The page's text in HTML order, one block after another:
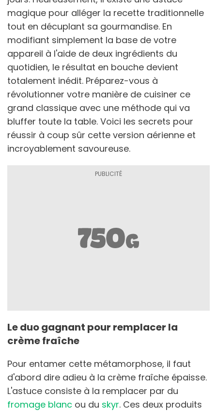
magique pour alléger la recette traditionnelle
tout en décuplant sa gourmandise. En
modifiant simplement la base de votre
appareil à l'aide de deux ingrédients du
quotidien, le résultat en bouche devient
totalement inédit. Préparez-vous à
révolutionner votre manière de cuisiner ce
grand classique avec une méthode qui va
bluffer toute la table. Voici les secrets pour
réussir à coup sûr cette version aérienne et
incroyablement savoureuse.
Le duo gagnant pour remplacer la
crème fraîche
Pour entamer cette métamorphose, il faut
d'abord dire adieu à la crème fraîche épaisse.
L'astuce consiste à la remplacer par du
fromage blanc ou du skyr. Ces deux produits